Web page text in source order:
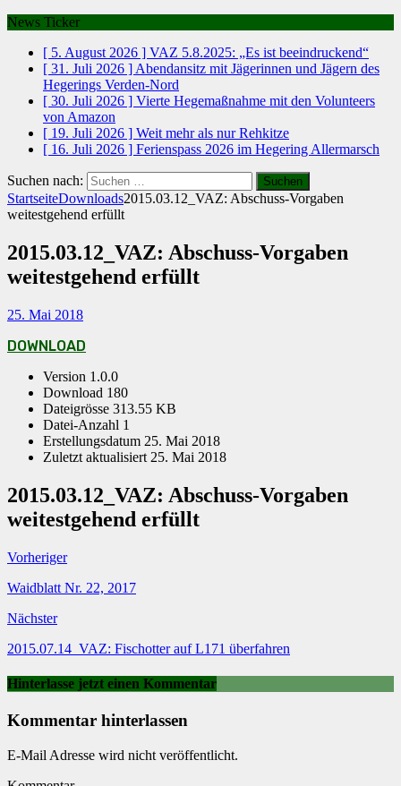
News Ticker
[ 5. August 2026 ] VAZ 5.8.2025: „Es ist beeindruckend“
[ 31. Juli 2026 ] Abendansitz mit Jägerinnen und Jägern des
Hegerings Verden-Nord
[ 30. Juli 2026 ] Vierte Hegemaßnahme mit den Volunteers
von Amazon
[ 19. Juli 2026 ] Weit mehr als nur Rehkitze
[ 16. Juli 2026 ] Ferienspass 2026 im Hegering Allermarsch
Suchen nach:
StartseiteDownloads2015.03.12_VAZ: Abschuss-Vorgaben
weitestgehend erfüllt
2015.03.12_VAZ: Abschuss-Vorgaben
weitestgehend erfüllt
25. Mai 2018
DOWNLOAD
Version 1.0.0
Download 180
Dateigrösse 313.55 KB
Datei-Anzahl 1
Erstellungsdatum 25. Mai 2018
Zuletzt aktualisiert 25. Mai 2018
2015.03.12_VAZ: Abschuss-Vorgaben
weitestgehend erfüllt
Vorheriger
Waidblatt Nr. 22, 2017
Nächster
2015.07.14_VAZ: Fischotter auf L171 überfahren
Hinterlasse jetzt einen Kommentar
Kommentar hinterlassen
E-Mail Adresse wird nicht veröffentlicht.